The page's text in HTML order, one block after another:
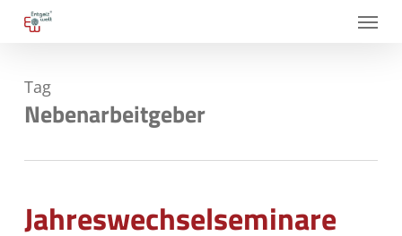
Skip
content
Menu
Tag
Nebenarbeitgeber
Jahreswechselseminare